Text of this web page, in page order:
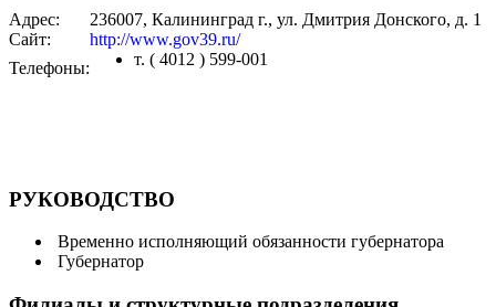
Адрес:
236007, Калининград г., ул. Дмитрия Донского, д. 1
Сайт:
http://www.gov39.ru/
Телефоны:
т. ( 4012 ) 599-001
РУКОВОДСТВО
Временно исполняющий обязанности губернатора
Губернатор